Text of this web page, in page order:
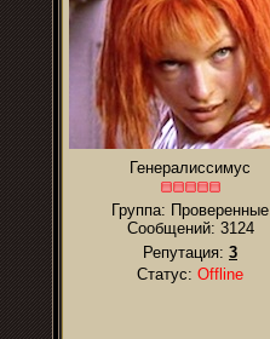
Генералиссимус
Группа: Проверенные
Сообщений: 3124
Репутация: 3
Статус: Offline